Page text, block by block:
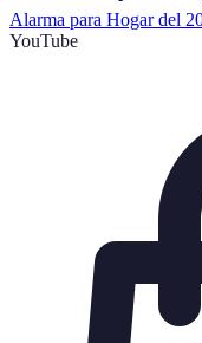
Alarma para Hogar del
YouTube